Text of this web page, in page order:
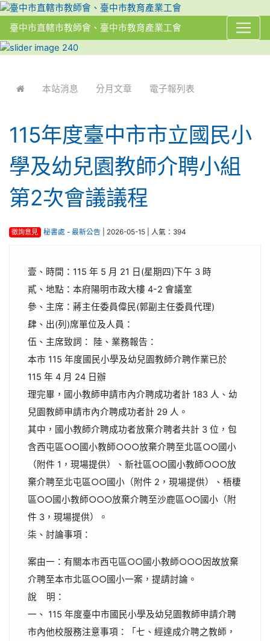
臺中市直轄市教師會、臺中市教育產業工會
本站消息 分月文章 電子報列表
115年度臺中市市立國民小
學及幼兒園教師介聘小組
第2次會議議程
徵詢意見 秘書處 - 最新公告 | 2026-05-15 | 人氣：394
壹、時間：115 年 5 月 21 日(星期四)下午 3 時
貳、地點：本府陽明市政大樓 4-2 會議室
參、主席：蔣主任委員偉民(郭副主任委員代理)
肆、出(列)席單位及人員：
伍、主席致詞： 陸、業務報告：
本市 115 年度國民小學及幼兒園教師介聘作業已於
115 年 4 月 24 日辦
理完畢，國小教師申請市內介聘成功者計 183 人、幼
兒園教師申請市內介聘成功者計 29 人。
其中，國小教師介聘成功者放棄介聘者共計 3 位，包
含西屯區○○國小教師○○○放棄介聘至北區○○國小
（附件 1，現場提供）、新社區○○國小教師○○○放
棄介聘至北屯區○○國小（附件 2，現場提供）、梧棲
區○○國小教師○○○放棄介聘至沙鹿區○○國小（附
件 3，現場提供）。
柒、討論事項：
案由一：有關本市西屯區○○國小教師○○○因故放棄
介聘至本市北區○○國小一案，提請討論。
說 明：
一、 115 年度臺中市國民小學及幼兒園教師申請介聘
市內他校服務注意事項：「七、經達成介聘之教師，